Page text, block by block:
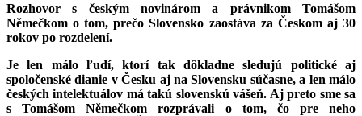
Rozhovor s českým novinárom a právnikom Tomášom
Němečkom o tom, prečo Slovensko zaostáva za Českom aj 30
rokov po rozdelení.
Je len málo ľudí, ktorí tak dôkladne sledujú politické aj
spoločenské dianie v Česku aj na Slovensku súčasne, a len málo
českých intelektuálov má takú slovenskú vášeň. Aj preto sme sa
s Tomášom Němečkom rozprávali o tom, čo pre neho